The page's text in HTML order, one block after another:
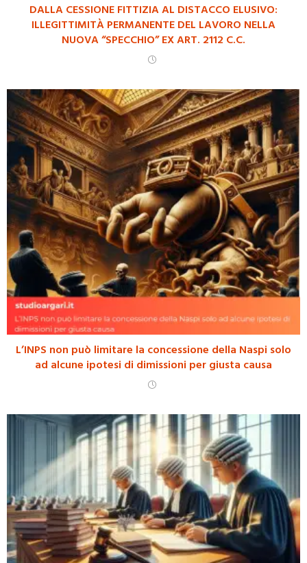
DALLA CESSIONE FITTIZIA AL DISTACCO ELUSIVO:
ILLEGITTIMITÀ PERMANENTE DEL LAVORO NELLA
NUOVA “SPECCHIO” EX ART. 2112 C.C.
L’INPS non può limitare la concessione della Naspi solo
ad alcune ipotesi di dimissioni per giusta causa